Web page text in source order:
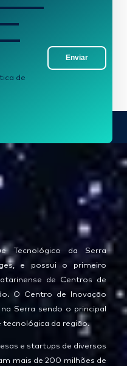
Enviar
de
Tecnológico da Serra
e possui o primeiro
de Centros de
O Centro de Inovação
Serra sendo o principal
da região.
e startups de diversos
mais de 200 milhões de